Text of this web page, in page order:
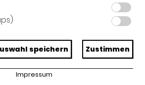
speichern Zustimmen
Impressum